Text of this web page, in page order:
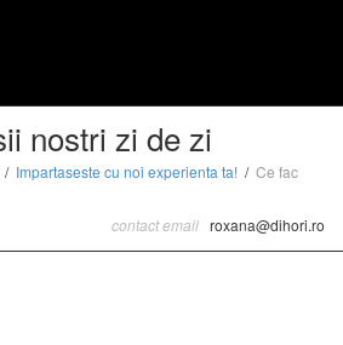
nostri zi de zi
Impartaseste cu noi experienta ta!
Ce fac
contact email roxana@dihori.ro